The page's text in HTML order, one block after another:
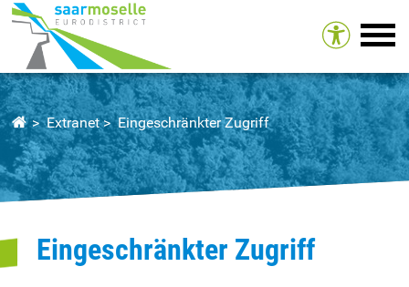
Extranet Eingeschränkter Zugriff
Eingeschränkter Zugriff